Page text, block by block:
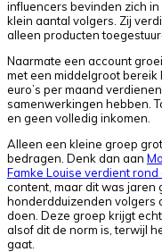
influencers bevinden zich
klein aantal volgers. Zij
alleen producten
Naarmate een account
met een middelgroot
euro’s per maand
samenwerkingen hebben.
en geen volledig inkomen.
Alleen een kleine groep
bedragen. Denk dan aan
Famke Louise verdient
content, maar dit was jaren
honderdduizenden volgers
doen. Deze groep krijgt
alsof dit de norm is, terwijl
gaat.